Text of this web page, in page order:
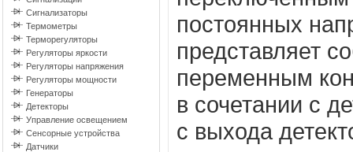
Сигнализаторы
Термометры
Терморегуляторы
Регуляторы яркости
Регуляторы напряжения
Регуляторы мощности
Генераторы
Детекторы
Управление освещением
Сенсорные устройства
Датчики
постоянных
представляет
переменным
в сочетании с
с выхода